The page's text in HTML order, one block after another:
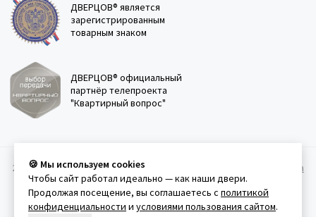
ДВЕРЦОВ® является
зарегистрированным
товарным знаком
ДВЕРЦОВ® официальный
партнёр телепроекта
"Квартирный вопрос"
2011-2026 © Дверцов. Карта сайта
Политика
конфеденциальности Условия использования сайта
🍪 Мы используем cookies
Чтобы сайт работал идеально — как наши двери.
Продолжая посещение, вы соглашаетесь с политикой
конфиденциальности и условиями пользования сайтом.